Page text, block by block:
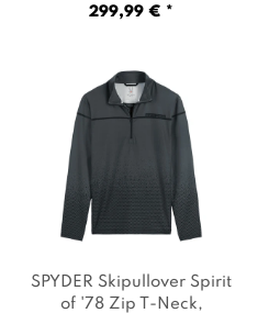
299,99 € *
SPYDER Skipullover Spirit
of '78 Zip T-Neck ,